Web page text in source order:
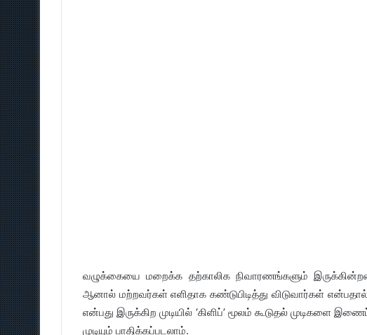
வழுக்கையை மறைக்க தற்காலிக நிவாரணங்களும்
ஆனால் மற்றவர்கள் எளிதாக கண்டுபிடித்து விடுவார்கள்
என்பது இருக்கிற முடியில் ‘கிளிப்’ மூலம் கூடுதல் முடிகளை
முடியும் பாதிக்கப்படலாம்.